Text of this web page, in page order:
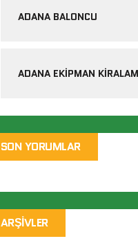
ADANA BALONCU
ADANA EKIPMAN
SON YORUMLAR
ARŞIVLER